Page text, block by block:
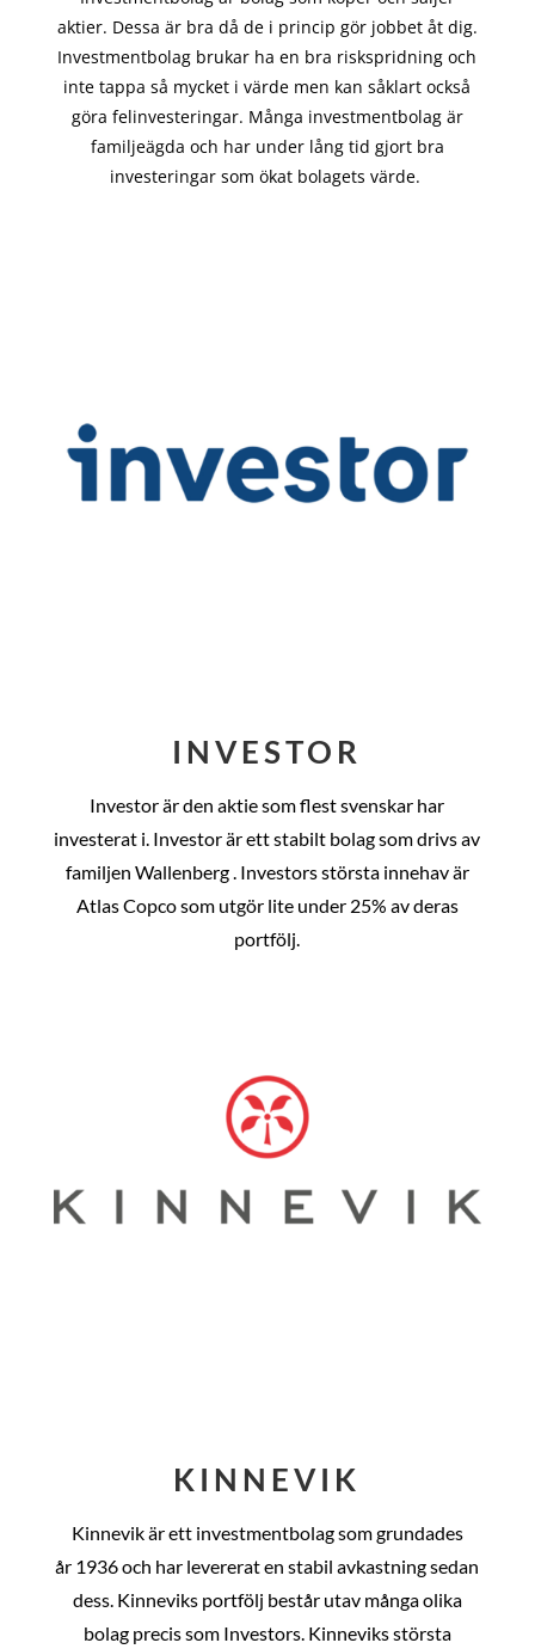
aktier. Dessa är bra då de i princip görjobbet åt dig.
Investmentbolag brukar ha en bra riskspridning och
inte tappa så mycket i värde men kan såklart också
göra felinvesteringar. Många investmentbolag är
familjeägda och har under lång tid gjort bra
investeringar som ökat bolagets värde.
INVESTOR
Investor är den aktie som flest svenskar har
investerat i. Investor är ett stabilt bolag som drivs av
familjen Wallenberg . Investors största innehav är
Atlas Copco som utgör lite under 25% av deras
portfölj.
KINNEVIK
Kinnevik är ett investmentbolag som grundades
år 1936 och har levererat en stabil avkastning sedan
dess. Kinneviks portfölj består utav många olika
bolag precis som Investors. Kinneviks största